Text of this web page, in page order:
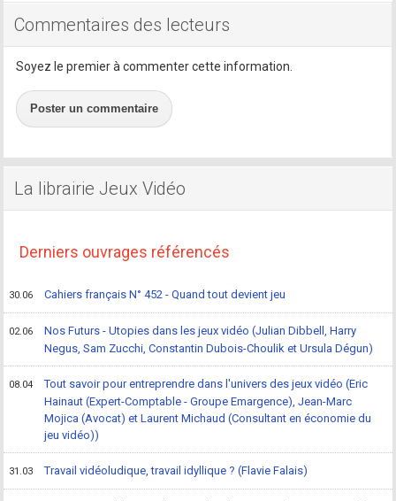
Commentaires des lecteurs
Soyez le premier à commenter cette information.
Poster un commentaire
La librairie Jeux Vidéo
Derniers ouvrages référencés
30.06 Cahiers français N° 452 - Quand tout devient jeu
02.06
Nos Futurs - Utopies dans les jeux vidéo (Julian Dibbell, Harry
Negus, Sam Zucchi, Constantin Dubois-Choulik et Ursula Dégun)
08.04
Tout savoir pour entreprendre dans l'univers des jeux vidéo (Eric
Hainaut (Expert-Comptable - Groupe Emargence), Jean-Marc
Mojica (Avocat) et Laurent Michaud (Consultant en économie du
jeu vidéo))
31.03 Travail vidéoludique, travail idyllique ? (Flavie Falais)